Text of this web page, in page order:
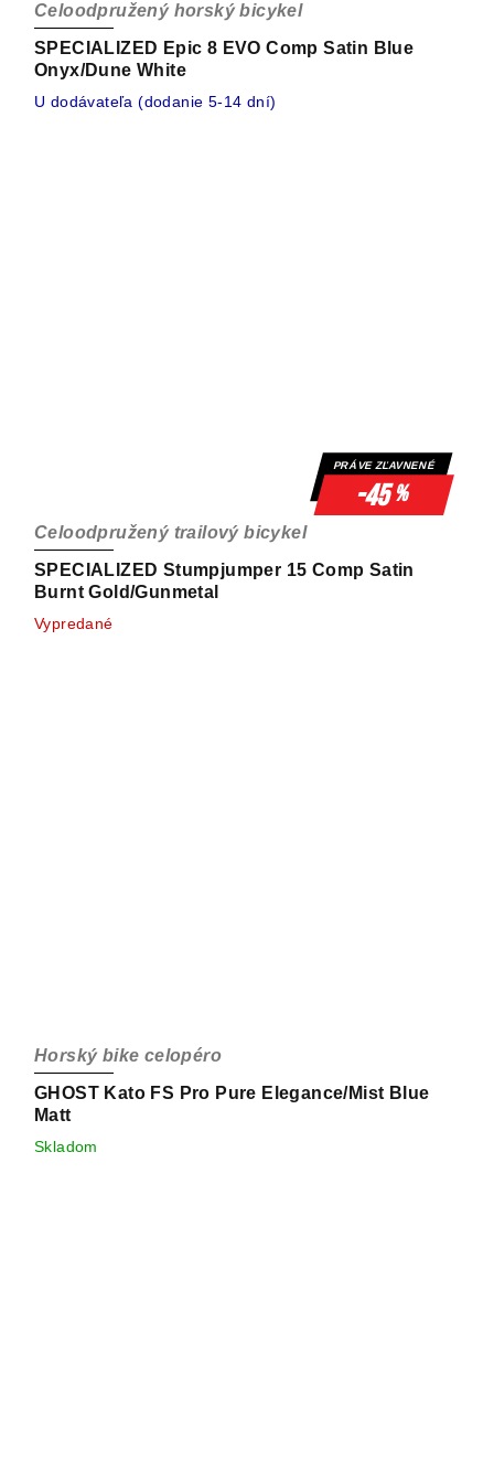
SPECIALIZED Epic 8 EVO Comp Satin Blue
Onyx/Dune White
Celoodpružený horský bicykel
U dodávateľa (dodanie 5-14 dní)
PRÁVE ZĽAVNENÉ
-45%
SPECIALIZED Stumpjumper 15 Comp Satin
Burnt Gold/Gunmetal
Celoodpružený trailový bicykel
Vypredané
GHOST Kato FS Pro Pure Elegance/Mist Blue
Matt
Horský bike celopéro
Skladom